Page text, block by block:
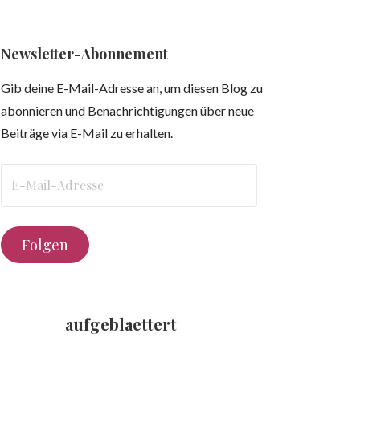
Newsletter-Abonnement
Gib deine E-Mail-Adresse an, um diesen Blog zu
abonnieren und Benachrichtigungen über neue
Beiträge via E-Mail zu erhalten.
Mail-
Folgen
aufgeblaettert